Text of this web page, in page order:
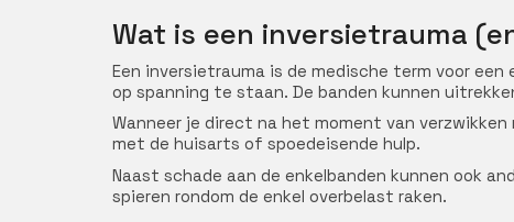
Wat is een inversietrauma
Een inversietrauma is de medische term voor
op spanning te staan. De banden kunnen
Wanneer je direct na het moment van
met de huisarts of spoedeisende hulp.
Naast schade aan de enkelbanden kunnen ook
spieren rondom de enkel overbelast raken.